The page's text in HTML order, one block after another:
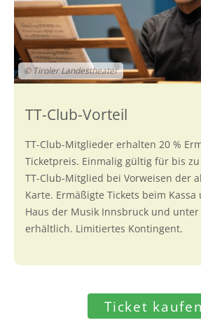
© Tiroler Landestheater
TT-Club-Mitglieder erhalten 20 %
Ticketpreis. Einmalig gültig für bis
TT-Club-Mitglied bei Vorweisen der
Karte. Ermäßigte Tickets beim
Haus der Musik Innsbruck und
erhältlich. Limitiertes Kontingent.
Ticket kaufen